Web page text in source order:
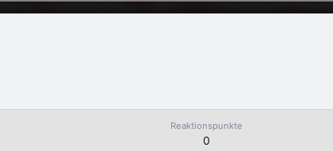
Reaktionspunkte
0